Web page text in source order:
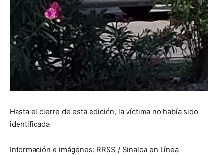
Hasta el cierre de esta edición, la víctima no había sido
identificada
Información e imágenes: RRSS / Sinaloa en Línea